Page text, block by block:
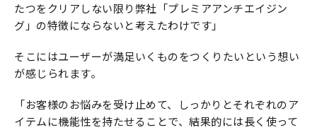
たつをクリアしない限り弊社「プレミアアンチエイジン
グ」の特徴にならないと考えたわけです」
そこにはユーザーが満足いくものをつくりたいという想い
が感じられます。
「お客様のお悩みを受け止めて、しっかりとそれぞれのア
イテムに機能性を持たせることで、結果的には長く使って